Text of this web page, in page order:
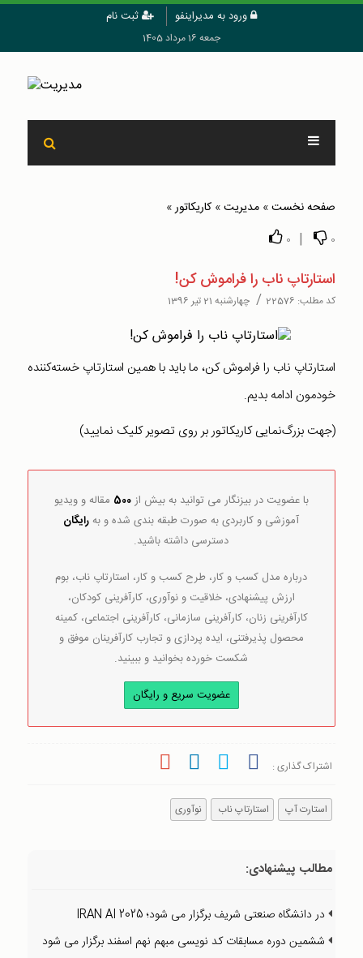
ورود به مدیراینفو ثبت نام
جمعه 16 مرداد 1405
صفحه نخست» مدیریت» کاریکاتور»
0
|
0
استارتاپ ناب را فراموش کن!
کد مطلب: 22576
/ چهارشنبه 21 تیر 1396
استارتاپ ناب را فراموش کن، ما باید با همین استارتاپ خسته‌کننده
خودمون ادامه بدیم.
(جهت بزرگ‌نمایی کاریکاتور بر روی تصویر کلیک نمایید)
با عضویت در بیزنگار می توانید به بیش از500 مقاله و ویدیو
آموزشی و کاربردی به صورت طبقه بندی شده و بهرایگان
دسترسی داشته باشید.
درباره مدل کسب و کار، طرح کسب و کار، استارتاپ ناب، بوم
ارزش پیشنهادی، خلاقیت و نوآوری، کارآفرینی کودکان،
کارآفرینی زنان، کارآفرینی سازمانی، کارآفرینی اجتماعی، کمینه
محصول پذیرفتنی، ایده پردازی و تجارب کارآفرینان موفق و
شکست خورده بخوانید و ببینید.
عضویت سریع و رایگان
اشتراک گذاری :
استارت آپ استارتاپ ناب نوآوری
مطالب پیشنهادی:
در دانشگاه صنعتی شریف برگزار می شود؛ IRAN AI 2025
ششمین دوره مسابقات کد نویسی مبهم نهم اسفند برگزار می شود